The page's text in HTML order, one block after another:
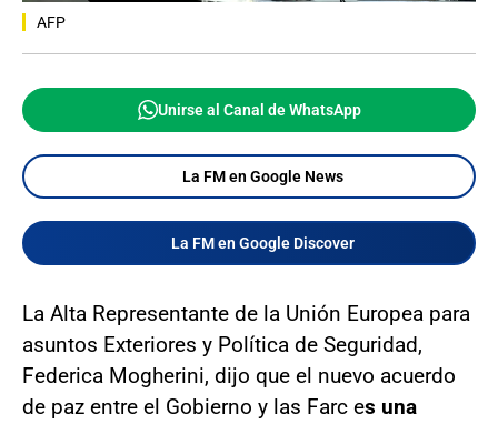
AFP
Unirse al Canal de WhatsApp
La FM en Google News
La FM en Google Discover
La Alta Representante de la Unión Europea para
asuntos Exteriores y Política de Seguridad,
Federica Mogherini, dijo que el nuevo acuerdo
de paz entre el Gobierno y las Farc es una